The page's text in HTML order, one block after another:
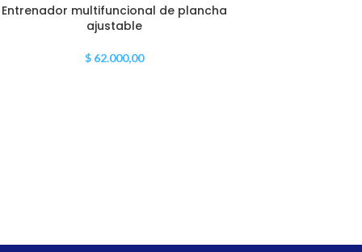
Entrenador multifuncional de plancha
ajustable
$ 62.000,00